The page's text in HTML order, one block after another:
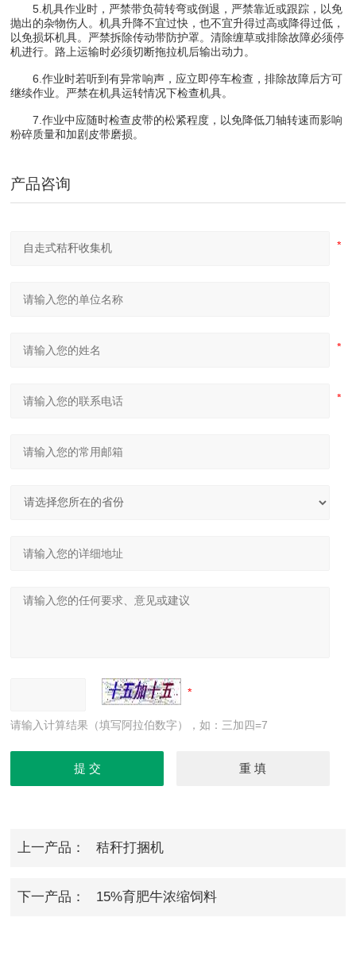
5.机具作业时，严禁带负荷转弯或倒退，严禁靠近或跟踪，以免
抛出的杂物伤人。机具升降不宜过快，也不宜升得过高或降得过低，
以免损坏机具。严禁拆除传动带防护罩。清除缠草或排除故障必须停
机进行。路上运输时必须切断拖拉机后输出动力。
6.作业时若听到有异常响声，应立即停车检查，排除故障后方可
继续作业。严禁在机具运转情况下检查机具。
7.作业中应随时检查皮带的松紧程度，以免降低刀轴转速而影响
粉碎质量和加剧皮带磨损。
产品咨询
请输入计算结果（填写阿拉伯数字），如：三加四=7
上一产品： 秸秆打捆机
下一产品： 15%育肥牛浓缩饲料